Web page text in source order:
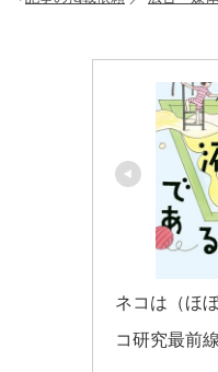
ネコは（ほ
コ研究最前線